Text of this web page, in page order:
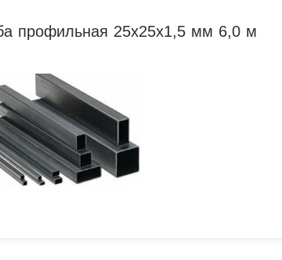
профильная 25х25х1,5 мм 6,0 м